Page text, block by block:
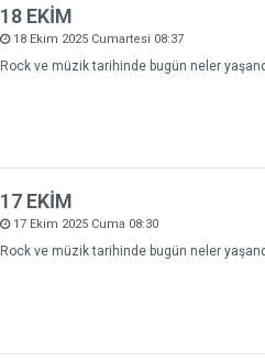
18 EKİM
18 Ekim 2025 Cumartesi 08:37
Rock ve müzik tarihinde bugün neler
17 EKİM
17 Ekim 2025 Cuma 08:30
Rock ve müzik tarihinde bugün neler